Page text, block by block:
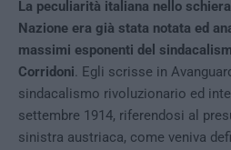
La peculiarità italiana nello
Nazione era già stata notata ed
massimi esponenti del
Corridoni. Egli scrisse in
sindacalismo rivoluzionario ed
settembre 1914, riferendosi al
sinistra austriaca, come veniva